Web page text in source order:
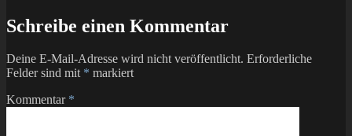
Schreibe einen Kommentar
Deine E-Mail-Adresse wird nicht veröffentlicht. Erforderliche
Felder sind mit * markiert
Kommentar *